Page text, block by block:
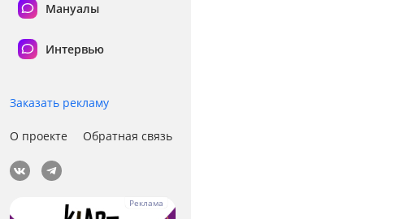
Мануалы
Интервью
Заказать рекламу
О проекте Обратная связь